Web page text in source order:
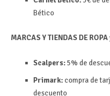
Bético
MARCAS Y TIENDAS DE
Scalpers:5% de
Primark:compra de
descuento